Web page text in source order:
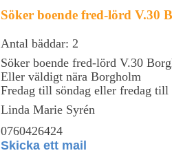
Söker boende fred-lörd V.30
Antal bäddar: 2
Söker boende fred-lörd V.30
Eller väldigt nära Borgholm
Fredag till söndag eller fredag
Linda Marie Syrén
0760426424
Skicka ett mail